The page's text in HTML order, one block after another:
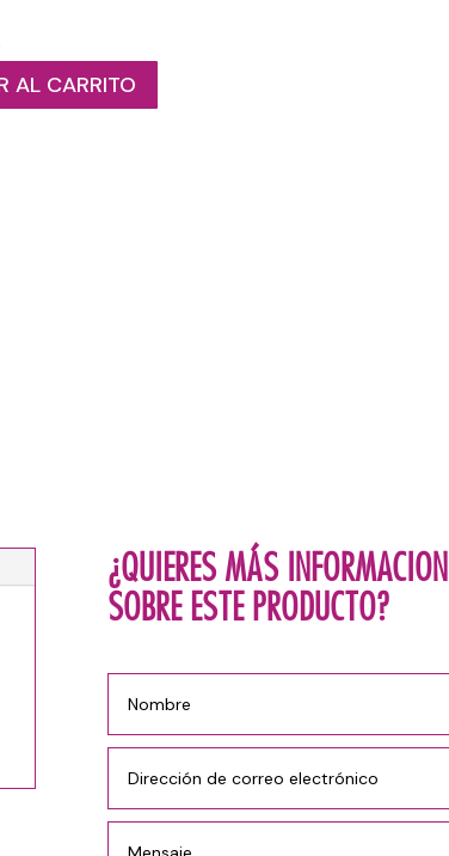
AL CARRITO
¿QUIERES MÁS INFORMACION
SOBRE ESTE PRODUCTO?